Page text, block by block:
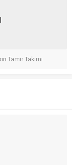
Tamir Takımı